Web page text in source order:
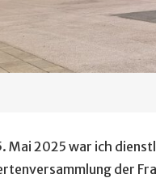
Mai 2025 war ich
der